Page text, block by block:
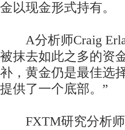
金以现金形式持有。
A分析师Craig
被抹去如此之多的资
补，黄金仍是最佳选
提供了一个底部。”
FXTM研究分析师